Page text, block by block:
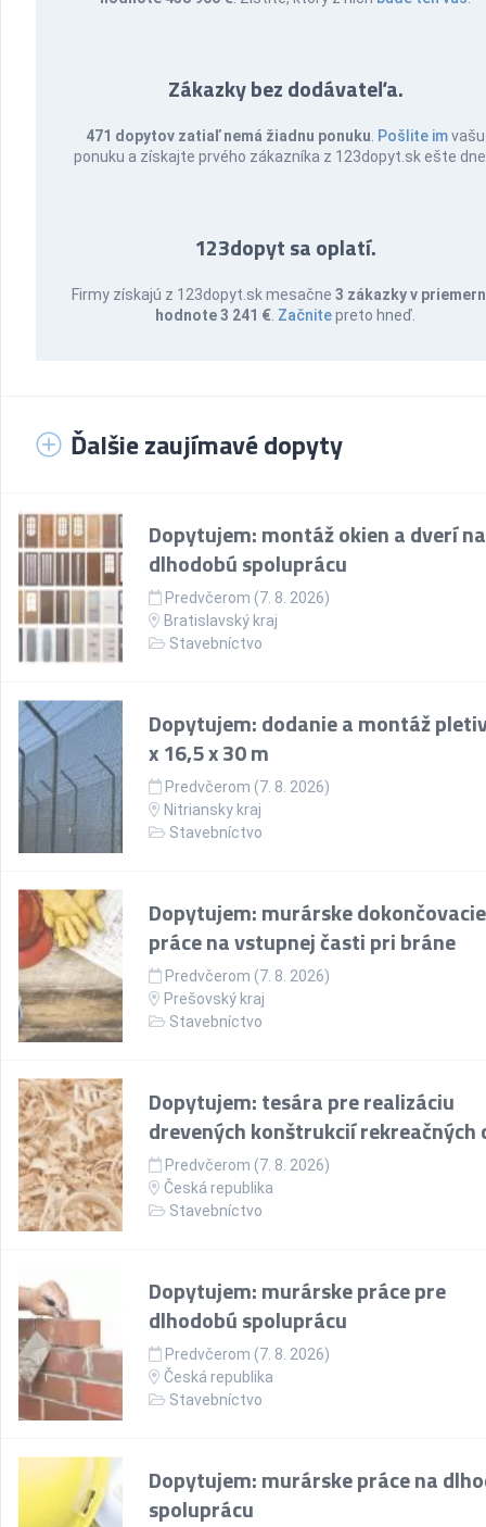
Zákazky bez dodávateľa.
471 dopytov zatiaľ nemá žiadnu ponuku Pošlite imvašu
ponuku a získajte prvého zákazníka z 123dopyt.sk ešte
123dopyt sa oplatí.
Firmy získajú z 123dopyt.sk mesačne3 zákazky v
hodnote 3 241 € Začnitepreto hneď.
Ďalšie zaujímavé dopyty
Dopytujem: montáž okien a dverí na
dlhodobú spoluprácu
Predvčerom (7. 8. 2026)
Bratislavský kraj
Stavebníctvo
Dopytujem: dodanie a montáž
x 16,5 x 30 m
Predvčerom (7. 8. 2026)
Nitriansky kraj
Stavebníctvo
Dopytujem: murárske dokončovacie
práce na vstupnej časti pri bráne
Predvčerom (7. 8. 2026)
Prešovský kraj
Stavebníctvo
Dopytujem: tesára pre realizáciu
drevených konštrukcií rekreačných
Predvčerom (7. 8. 2026)
Česká republika
Stavebníctvo
Dopytujem: murárske práce pre
dlhodobú spoluprácu
Predvčerom (7. 8. 2026)
Česká republika
Stavebníctvo
Dopytujem: murárske práce na
spoluprácu